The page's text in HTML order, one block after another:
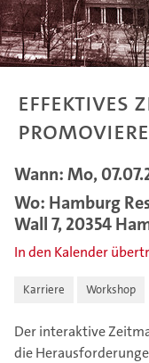
Effektives
Wann: Mo,
Wo: Hamburg
Wall 7, 20354
In den Kalender
Karriere Workshop
Der interaktive
die